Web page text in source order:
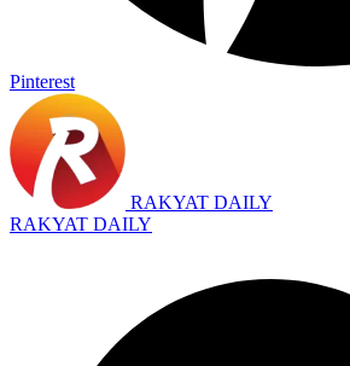
Pinterest
RAKYAT DAILY
RAKYAT DAILY